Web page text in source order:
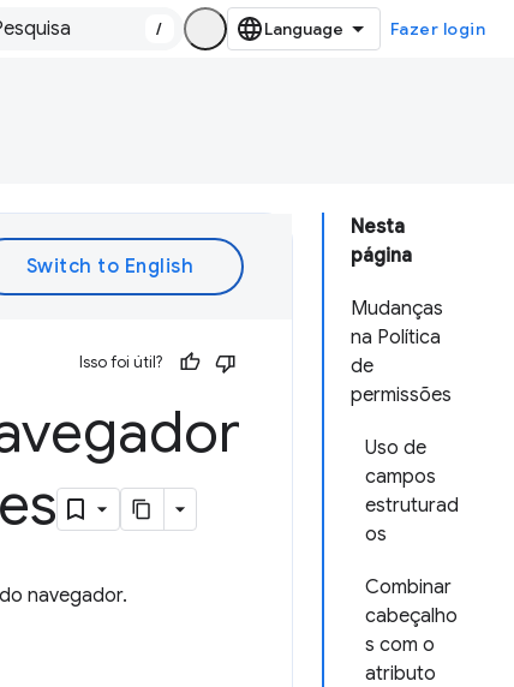
/ Fazer login
Nesta
página
Mudanças
na Política
de
permissões
Uso de
campos
estruturad
os
Combinar
cabeçalho
s com o
atributo
Isso foi útil?
navegador.